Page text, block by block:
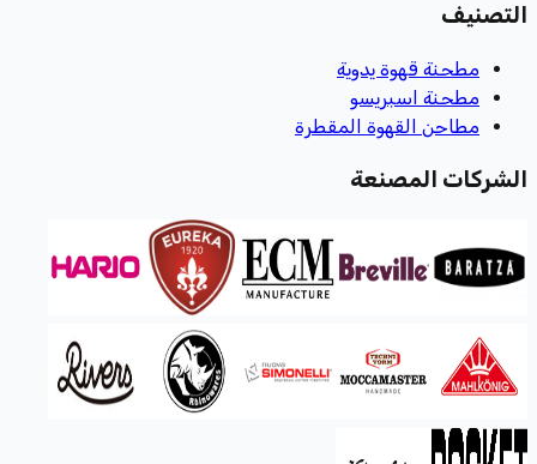
التصنيف
مطحنة قهوة يدوية
مطحنة اسبريسو
مطاحن القهوة المقطرة
الشركات المصنعة